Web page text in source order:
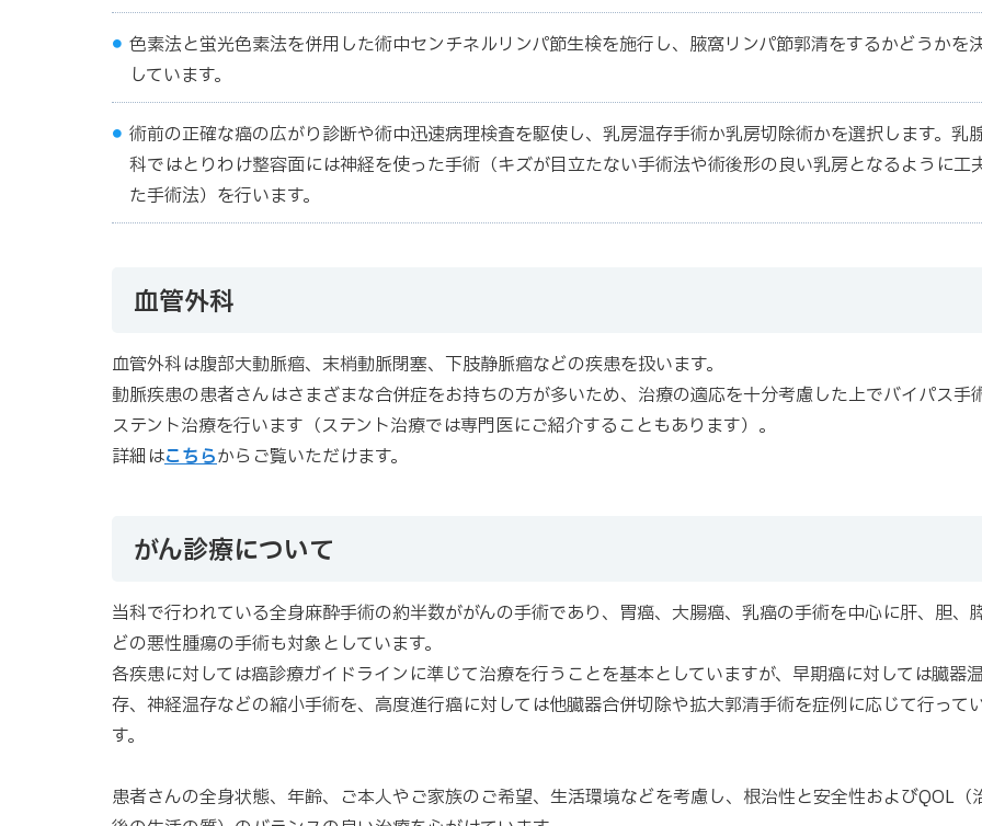
色素法と蛍光色素法を併用した術中センチネルリンパ節生検を施行し、腋窩リンパ節郭清をするかどうかを
しています。
術前の正確な癌の広がり診断や術中迅速病理検査を駆使し、乳房温存手術か乳房切除術かを選択します。乳
科ではとりわけ整容面には神経を使った手術（キズが目立たない手術法や術後形の良い乳房となるように工
た手術法）を行います。
血管外科
血管外科は腹部大動脈瘤、末梢動脈閉塞、下肢静脈瘤などの疾患を扱います。
動脈疾患の患者さんはさまざまな合併症をお持ちの方が多いため、治療の適応を十分考慮した上でバイパス手
ステント治療を行います（ステント治療では専門医にご紹介することもあります）。
詳細はこちらからご覧いただけます。
がん診療について
当科で行われている全身麻酔手術の約半数ががんの手術であり、胃癌、大腸癌、乳癌の手術を中心に肝、胆、
どの悪性腫瘍の手術も対象としています。
各疾患に対しては癌診療ガイドラインに準じて治療を行うことを基本としていますが、早期癌に対しては臓器
存、神経温存などの縮小手術を、高度進行癌に対しては他臓器合併切除や拡大郭清手術を症例に応じて行って
す。
患者さんの全身状態、年齢、ご本人やご家族のご希望、生活環境などを考慮し、根治性と安全性およびQOL（